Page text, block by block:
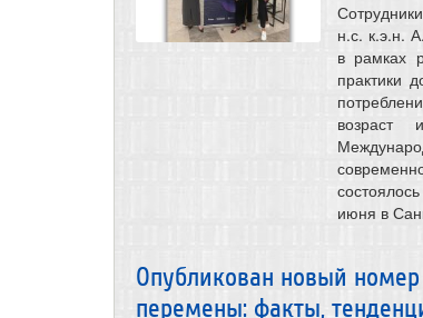
н.с. к.э.н.
в рамках
практики
возраст
июня в
Опубликован новый
перемены: факты,